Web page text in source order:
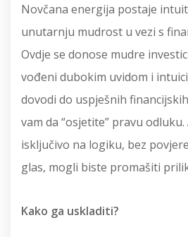
Novčana energija postaje
unutarnju mudrost u vezi s
Ovdje se donose mudre
vođeni dubokim uvidom i
dovodi do uspješnih
vam da “osjetite” pravu
isključivo na logiku, bez
glas, mogli biste promašiti
Kako ga uskladiti?